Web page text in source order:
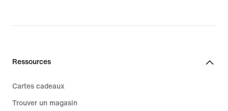
Ressources
Cartes cadeaux
Trouver un magasin